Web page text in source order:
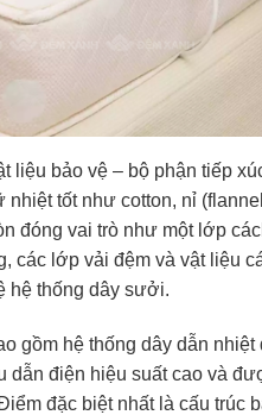
liệu bảo vệ – bộ phận tiếp
tốt như cotton, nỉ
đóng vai trò như một lớp
các lớp vải đệm và vật liệu
hệ thống dây sưởi.
gồm hệ thống dây dẫn
điện hiệu suất cao và
đặc biệt nhất là cấu trúc